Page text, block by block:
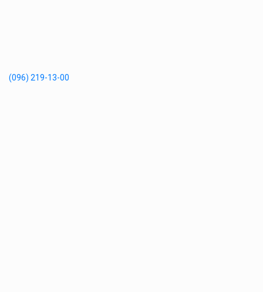
(096) 219-13-00